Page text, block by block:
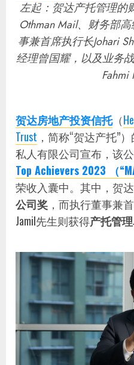
左起：贺达产托管理的
Othman Mail、财务部
事兼首席执行长Johari
经理曾国耀，以及业务
Fahmi
贺达房地产投资信托（
Trust ，简称“贺达产托”
私人有限公司宣布，该
Top Achievers 2023 （
荣收入囊中。其中，贺
公司奖 ，而执行董事兼
Jamil先生则获得产托管